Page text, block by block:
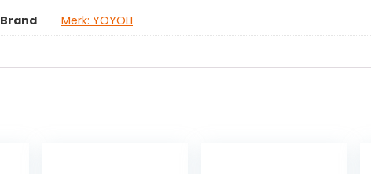
Brand
Merk: YOYOLI